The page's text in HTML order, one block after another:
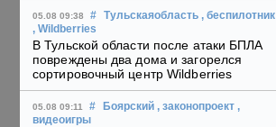
05.08 09:38 # Тульскаяобласть , беспилотник
, Wildberries
В Тульской области после атаки БПЛА
повреждены два дома и загорелся
сортировочный центр Wildberries
05.08 09:11 # Боярский , законопроект ,
видеоигры